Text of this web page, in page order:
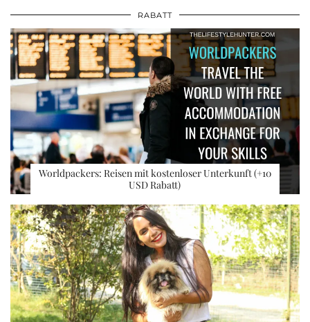
RABATT
Worldpackers: Reisen mit kostenloser Unterkunft (+10
USD Rabatt)